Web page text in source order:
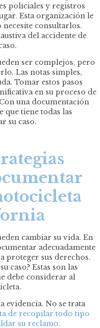
policiales y registros
Esta organización le
consultarlos.
del accidente de
ser complejos, pero
Las notas simples,
Tomar estos pasos
en su proceso de
una documentación
que tiene todas las
su caso.
cambiar su vida. En
adecuadamente
proteger sus derechos.
caso? Estas son las
debe considerar al
evidencia. No se trata
de recopilar todo tipo
su reclamo.